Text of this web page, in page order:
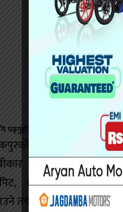
पढ्नुहोस
डान्स बारमा यौनकार्य
गर्दा युवतीमाथि निर्घात
मानव बेचबिखन मुद्दा
तयारी